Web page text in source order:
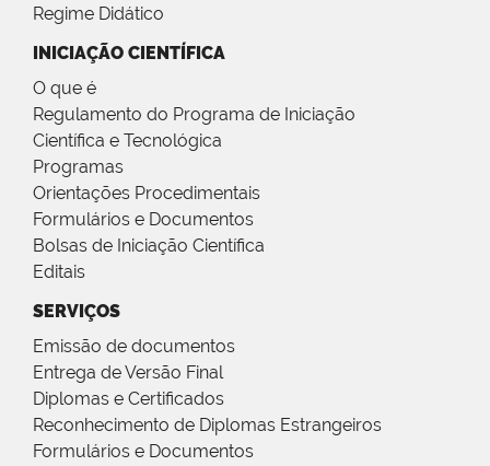
Regime Didático
INICIAÇÃO CIENTÍFICA
O que é
Regulamento do Programa de Iniciação
Científica e Tecnológica
Programas
Orientações Procedimentais
Formulários e Documentos
Bolsas de Iniciação Científica
Editais
SERVIÇOS
Emissão de documentos
Entrega de Versão Final
Diplomas e Certificados
Reconhecimento de Diplomas Estrangeiros
Formulários e Documentos